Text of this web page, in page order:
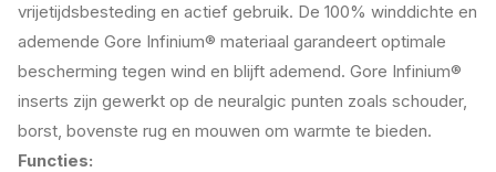
vrijetijdsbesteding en actief gebruik. De 100% winddichte en
ademende Gore Infinium® materiaal garandeert optimale
bescherming tegen wind en blijft ademend. Gore Infinium®
inserts zijn gewerkt op de neuralgic punten zoals schouder,
borst, bovenste rug en mouwen om warmte te bieden.
Functies: